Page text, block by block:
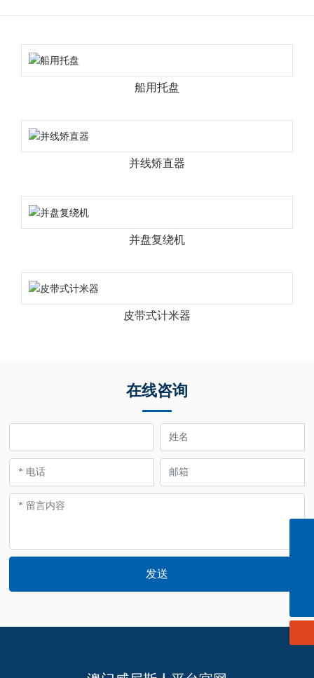
船用托盘
并线矫直器
并盘复绕机
皮带式计米器
在线咨询
发送